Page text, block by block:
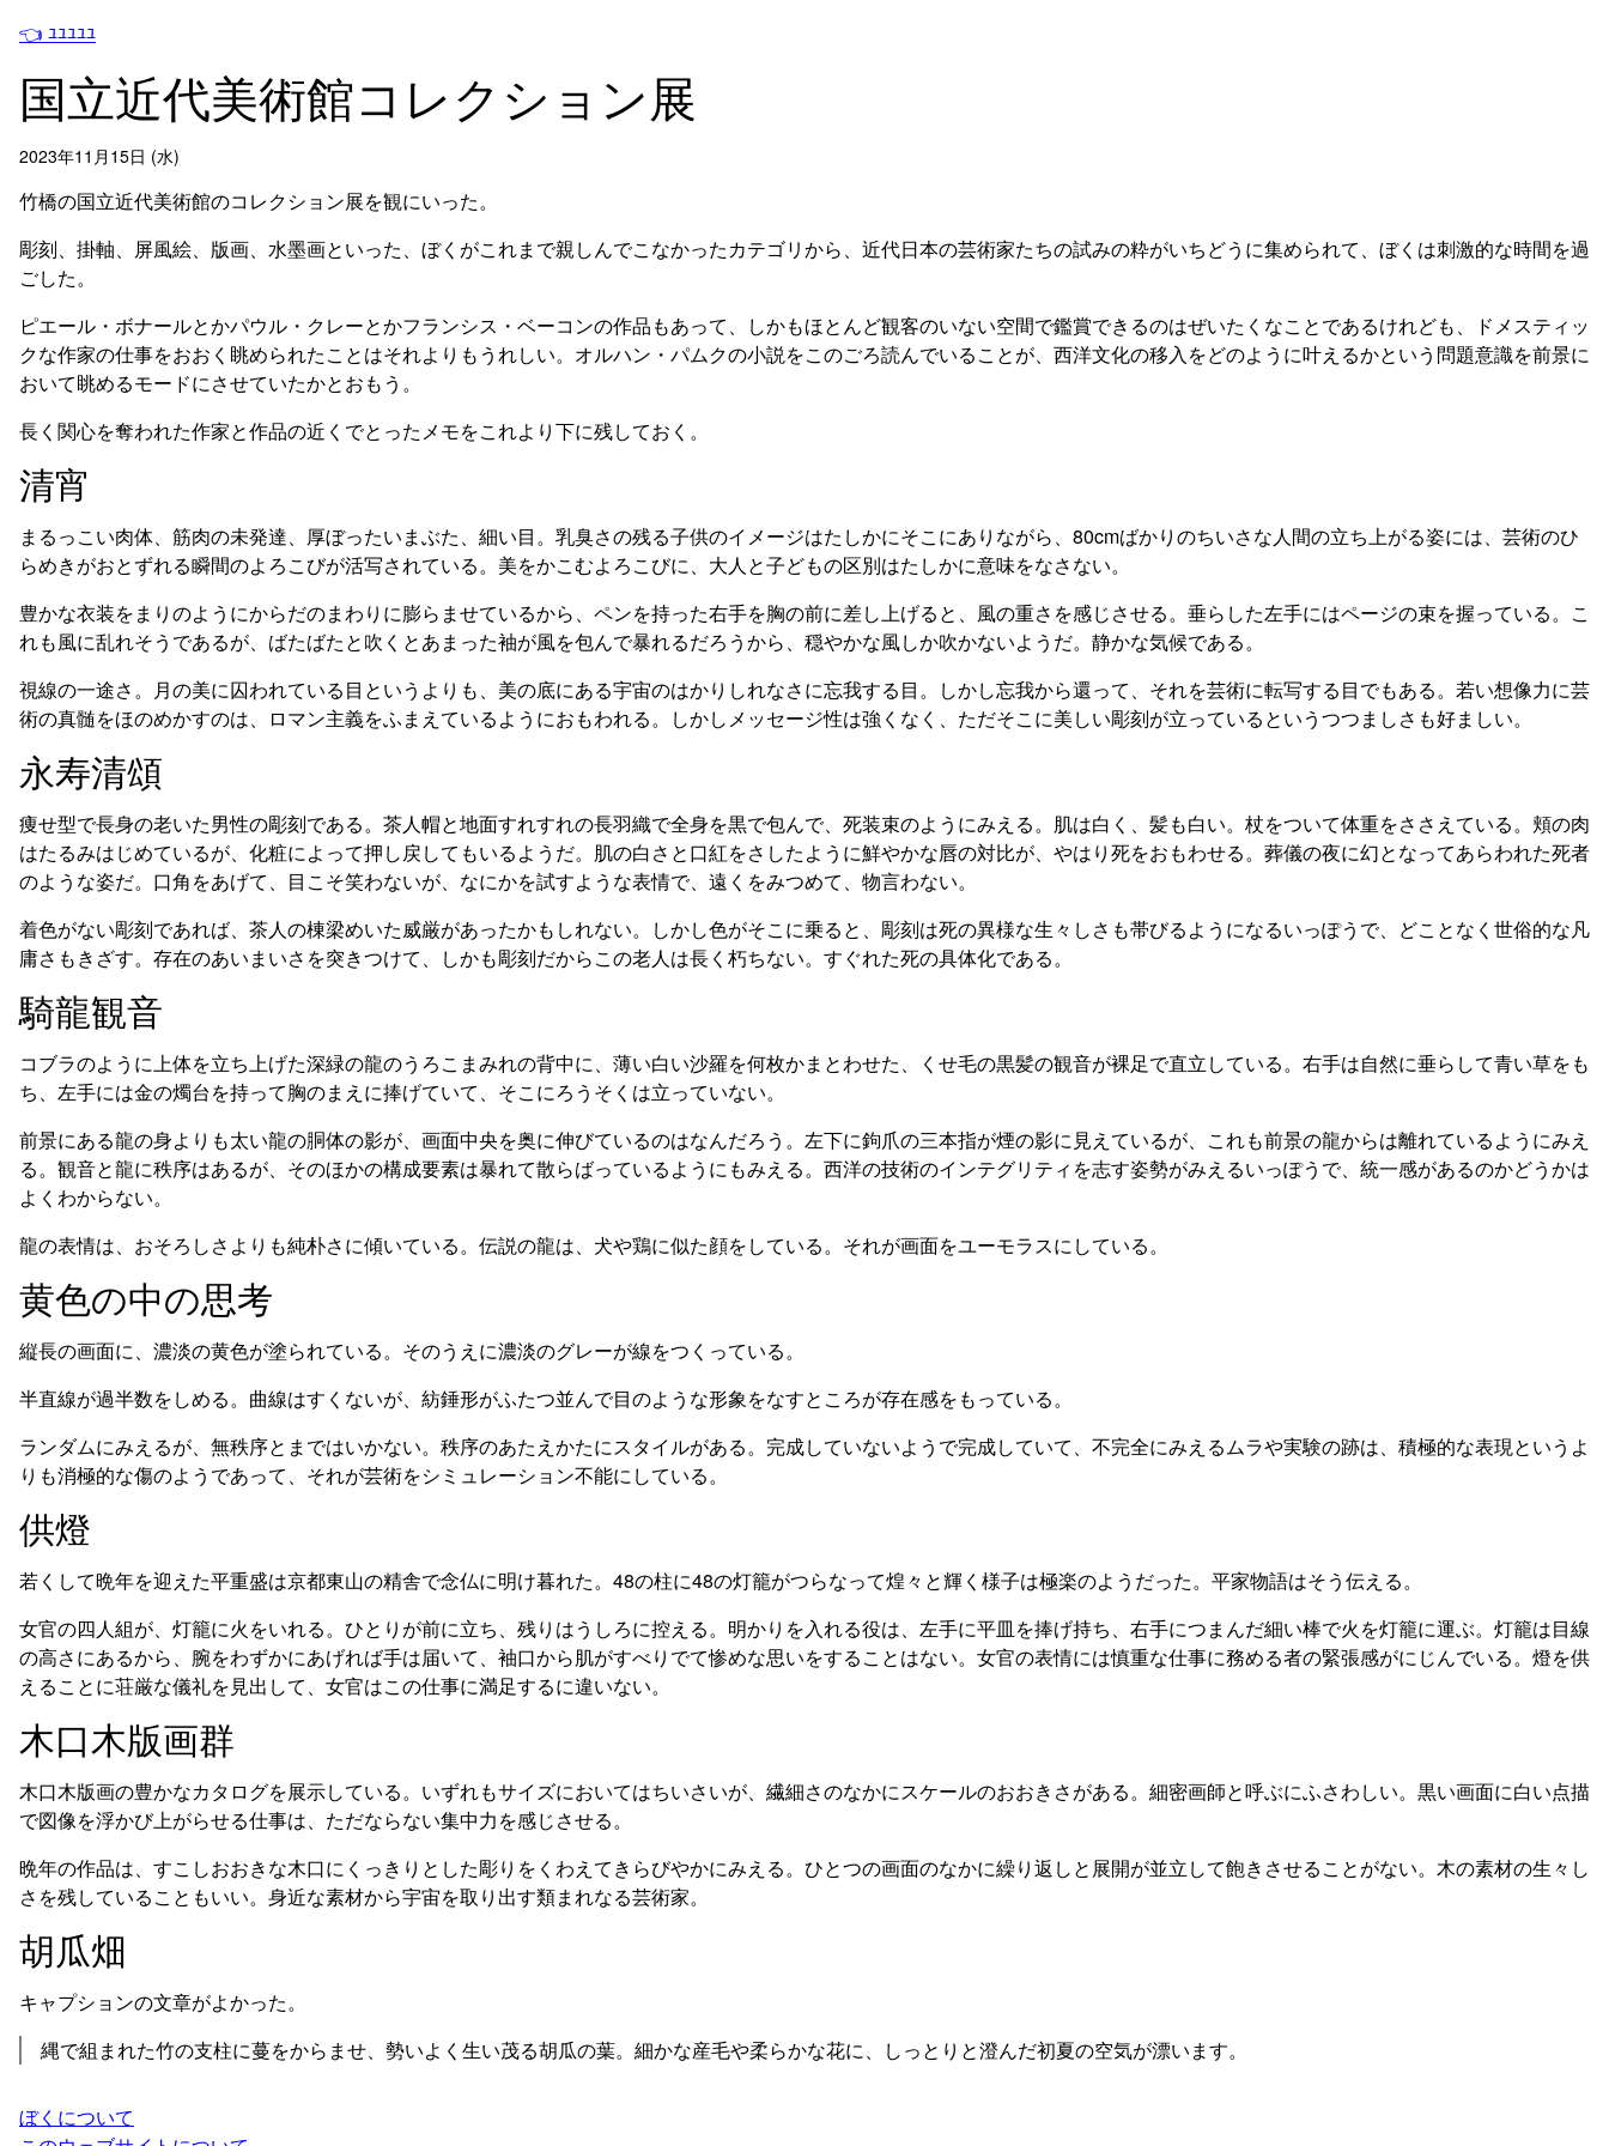
👈 ﾕﾕﾕﾕﾕ
国立近代美術館コレクション展
2023年11月15日 (水)
竹橋の国立近代美術館のコレクション展を観にいった。
彫刻、掛軸、屏風絵、版画、水墨画といった、ぼくがこれまで親しんでこなかったカテゴリから、近代日本の芸術家たちの試みの粋がいちどうに集められて、ぼくは刺激的な時間を過
ごした。
ピエール・ボナールとかパウル・クレーとかフランシス・ベーコンの作品もあって、しかもほとんど観客のいない空間で鑑賞できるのはぜいたくなことであるけれども、ドメスティッ
クな作家の仕事をおおく眺められたことはそれよりもうれしい。オルハン・パムクの小説をこのごろ読んでいることが、西洋文化の移入をどのように叶えるかという問題意識を前景に
おいて眺めるモードにさせていたかとおもう。
長く関心を奪われた作家と作品の近くでとったメモをこれより下に残しておく。
清宵
まるっこい肉体、筋肉の未発達、厚ぼったいまぶた、細い目。乳臭さの残る子供のイメージはたしかにそこにありながら、80cmばかりのちいさな人間の立ち上がる姿には、芸術のひ
らめきがおとずれる瞬間のよろこびが活写されている。美をかこむよろこびに、大人と子どもの区別はたしかに意味をなさない。
豊かな衣装をまりのようにからだのまわりに膨らませているから、ペンを持った右手を胸の前に差し上げると、風の重さを感じさせる。垂らした左手にはページの束を握っている。こ
れも風に乱れそうであるが、ばたばたと吹くとあまった袖が風を包んで暴れるだろうから、穏やかな風しか吹かないようだ。静かな気候である。
視線の一途さ。月の美に囚われている目というよりも、美の底にある宇宙のはかりしれなさに忘我する目。しかし忘我から還って、それを芸術に転写する目でもある。若い想像力に芸
術の真髄をほのめかすのは、ロマン主義をふまえているようにおもわれる。しかしメッセージ性は強くなく、ただそこに美しい彫刻が立っているというつつましさも好ましい。
永寿清頌
痩せ型で長身の老いた男性の彫刻である。茶人帽と地面すれすれの長羽織で全身を黒で包んで、死装束のようにみえる。肌は白く、髪も白い。杖をついて体重をささえている。頬の肉
はたるみはじめているが、化粧によって押し戻してもいるようだ。肌の白さと口紅をさしたように鮮やかな唇の対比が、やはり死をおもわせる。葬儀の夜に幻となってあらわれた死者
のような姿だ。口角をあげて、目こそ笑わないが、なにかを試すような表情で、遠くをみつめて、物言わない。
着色がない彫刻であれば、茶人の棟梁めいた威厳があったかもしれない。しかし色がそこに乗ると、彫刻は死の異様な生々しさも帯びるようになるいっぽうで、どことなく世俗的な凡
庸さもきざす。存在のあいまいさを突きつけて、しかも彫刻だからこの老人は長く朽ちない。すぐれた死の具体化である。
騎龍観音
コブラのように上体を立ち上げた深緑の龍のうろこまみれの背中に、薄い白い沙羅を何枚かまとわせた、くせ毛の黒髪の観音が裸足で直立している。右手は自然に垂らして青い草をも
ち、左手には金の燭台を持って胸のまえに捧げていて、そこにろうそくは立っていない。
前景にある龍の身よりも太い龍の胴体の影が、画面中央を奥に伸びているのはなんだろう。左下に鉤爪の三本指が煙の影に見えているが、これも前景の龍からは離れているようにみえ
る。観音と龍に秩序はあるが、そのほかの構成要素は暴れて散らばっているようにもみえる。西洋の技術のインテグリティを志す姿勢がみえるいっぽうで、統一感があるのかどうかは
よくわからない。
龍の表情は、おそろしさよりも純朴さに傾いている。伝説の龍は、犬や鶏に似た顔をしている。それが画面をユーモラスにしている。
黄色の中の思考
縦長の画面に、濃淡の黄色が塗られている。そのうえに濃淡のグレーが線をつくっている。
半直線が過半数をしめる。曲線はすくないが、紡錘形がふたつ並んで目のような形象をなすところが存在感をもっている。
ランダムにみえるが、無秩序とまではいかない。秩序のあたえかたにスタイルがある。完成していないようで完成していて、不完全にみえるムラや実験の跡は、積極的な表現というよ
りも消極的な傷のようであって、それが芸術をシミュレーション不能にしている。
供燈
若くして晩年を迎えた平重盛は京都東山の精舎で念仏に明け暮れた。48の柱に48の灯籠がつらなって煌々と輝く様子は極楽のようだった。平家物語はそう伝える。
女官の四人組が、灯籠に火をいれる。ひとりが前に立ち、残りはうしろに控える。明かりを入れる役は、左手に平皿を捧げ持ち、右手につまんだ細い棒で火を灯籠に運ぶ。灯籠は目線
の高さにあるから、腕をわずかにあげれば手は届いて、袖口から肌がすべりでて惨めな思いをすることはない。女官の表情には慎重な仕事に務める者の緊張感がにじんでいる。燈を供
えることに荘厳な儀礼を見出して、女官はこの仕事に満足するに違いない。
木口木版画群
木口木版画の豊かなカタログを展示している。いずれもサイズにおいてはちいさいが、繊細さのなかにスケールのおおきさがある。細密画師と呼ぶにふさわしい。黒い画面に白い点描
で図像を浮かび上がらせる仕事は、ただならない集中力を感じさせる。
晩年の作品は、すこしおおきな木口にくっきりとした彫りをくわえてきらびやかにみえる。ひとつの画面のなかに繰り返しと展開が並立して飽きさせることがない。木の素材の生々し
さを残していることもいい。身近な素材から宇宙を取り出す類まれなる芸術家。
胡瓜畑
キャプションの文章がよかった。
縄で組まれた竹の支柱に蔓をからませ、勢いよく生い茂る胡瓜の葉。細かな産毛や柔らかな花に、しっとりと澄んだ初夏の空気が漂います。
ぼくについて